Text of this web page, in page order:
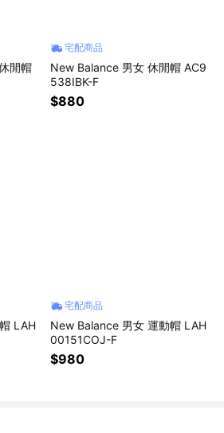
閒帽
宅配商品
New Balance 男女 休閒帽 AC9
538IBK-F
$880
LAH
宅配商品
New Balance 男女 運動帽 LAH
00151COJ-F
$980